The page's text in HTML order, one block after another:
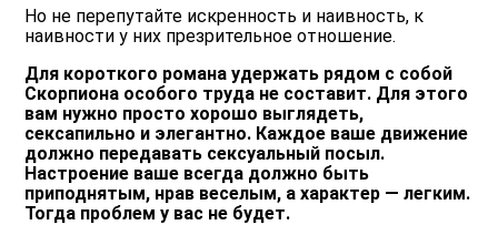
Но не перепутайте искренность и наивность, к
наивности у них презрительное отношение.
Для короткого романа удержать рядом с собой
Скорпиона особого труда не составит. Для этого
вам нужно просто хорошо выглядеть,
сексапильно и элегантно. Каждое ваше движение
должно передавать сексуальный посыл.
Настроение ваше всегда должно быть
приподнятым, нрав веселым, а характер — легким.
Тогда проблем у вас не будет.